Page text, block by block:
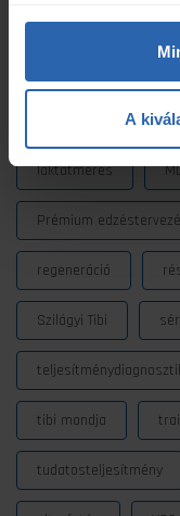
A
fokozó futás
laktátmérés
Prémium
regeneráció
Szilágyi Tibi
tibi mondja
tudatosteljesítmény